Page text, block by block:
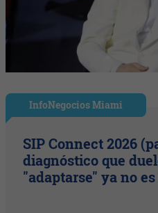
InfoNegocios Miami
SIP Connect 2026
diagnóstico que
"adaptarse" ya no